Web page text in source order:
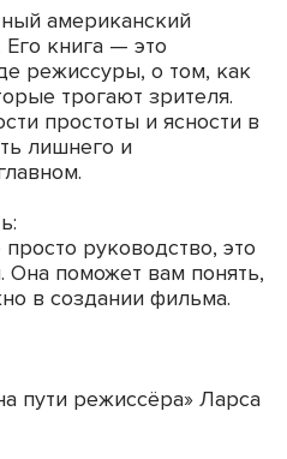
американский
книга — это
режиссуры, о том, как
трогают зрителя.
простоты и ясности в
лишнего и
руководство, это
поможет вам понять,
в создании фильма.
пути режиссёра» Ларса